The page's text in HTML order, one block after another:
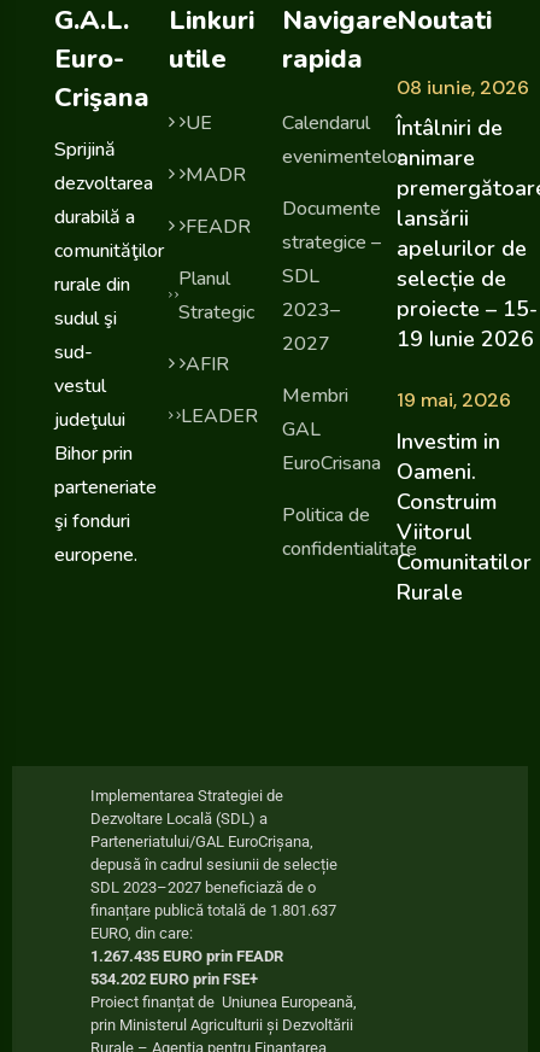
G.A.L.
Euro-
Crişana
Sprijină
dezvoltarea
durabilă a
comunităţilor
rurale din
sudul şi
sud-
vestul
judeţului
Bihor prin
parteneriate
şi fonduri
europene.
Linkuri
utile
UE
MADR
FEADR
Planul
Strategic
AFIR
LEADER
Navigare
rapida
Calendarul
evenimentelor
Documente
strategice –
SDL
2023–
2027
Membri
GAL
EuroCrisana
Politica de
confidentialitate
Noutati
08 iunie, 2026
Întâlniri de
animare
lansării
apelurilor de
selecție de
proiecte – 15-
19 Iunie 2026
19 mai, 2026
Investim in
Oameni.
Construim
Viitorul
Comunitatilor
Rurale
Implementarea Strategiei de
Dezvoltare Locală (SDL) a
Parteneriatului/GAL EuroCrișana,
depusă în cadrul sesiunii de selecție
SDL 2023–2027 beneficiază de o
finanțare publică totală de 1.801.637
EURO, din care:
1.267.435 EURO prin FEADR
534.202 EURO prin FSE+
Proiect finanțat de Uniunea Europeană,
prin Ministerul Agriculturii și Dezvoltării
Rurale – Agenția pentru Finanțarea